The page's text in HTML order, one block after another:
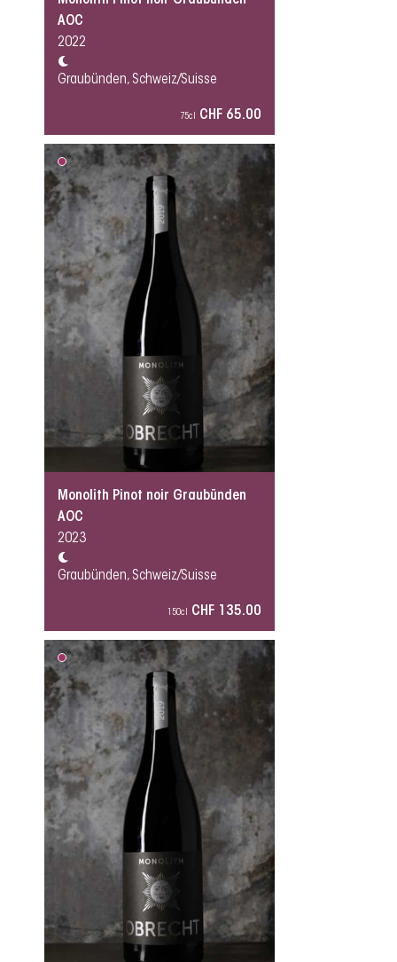
AOC
2022
Graubünden, Schweiz/Suisse
75cl CHF 65.00
Monolith Pinot noir Graubünden
AOC
2023
Graubünden, Schweiz/Suisse
150cl CHF 135.00